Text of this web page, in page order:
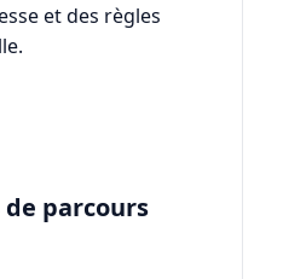
et des règles
parcours